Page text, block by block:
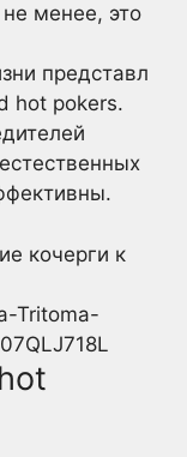
менее, это
представл
hot pokers.
Tritoma-